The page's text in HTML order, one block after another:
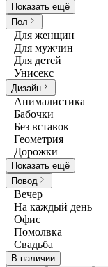
Показать ещё
Пол
Для женщин
Для мужчин
Для детей
Унисекс
Дизайн
Анималистика
Бабочки
Без вставок
Геометрия
Дорожки
Показать ещё
Повод
Вечер
На каждый день
Офис
Помолвка
Свадьба
В наличии